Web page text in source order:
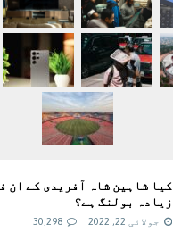
کیا شاہین شاہ آفریدی کے ان
زیادہ بولنگ ہے؟
جولائی 22, 2022 30,298